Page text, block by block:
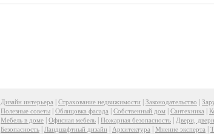
Дизайн интерьера Страхование недвижимости Законодательство
Полезные советы
Облицовка фасада Собственный дом Сантехника
Мебель в доме
Офисная мебель Пожарная безопасность Двери,
Безопасность
Ландшафтный дизайн Архитектура Мнение эксперта